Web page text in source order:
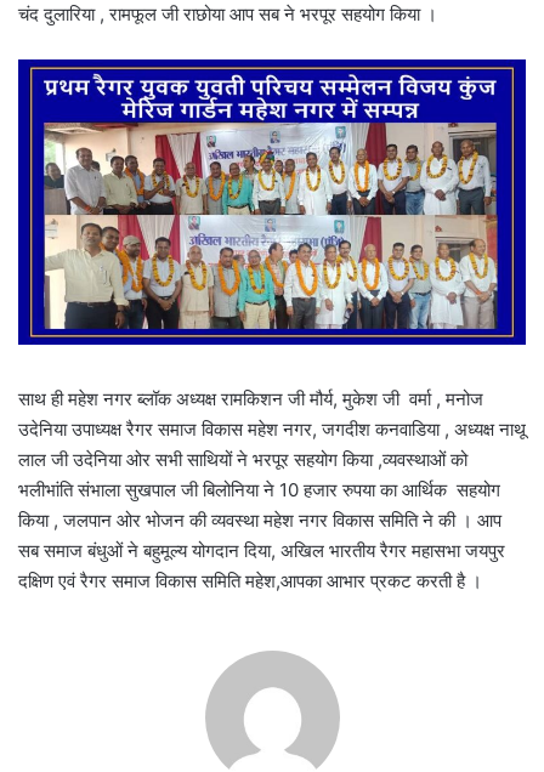
चंद दुलारिया , रामफूल जी राछोया आप सब ने भरपूर सहयोग किया ।
साथ ही महेश नगर ब्लॉक अध्यक्ष रामकिशन जी मौर्य, मुकेश जी वर्मा , मनोज
उदेनिया उपाध्यक्ष रैगर समाज विकास महेश नगर, जगदीश कनवाडिया , अध्यक्ष नाथू
लाल जी उदेनिया ओर सभी साथियों ने भरपूर सहयोग किया ,व्यवस्थाओं को
भलीभांति संभाला सुखपाल जी बिलोनिया ने 10 हजार रुपया का आर्थिक सहयोग
किया , जलपान ओर भोजन की व्यवस्था महेश नगर विकास समिति ने की । आप
सब समाज बंधुओं ने बहुमूल्य योगदान दिया, अखिल भारतीय रैगर महासभा जयपुर
दक्षिण एवं रैगर समाज विकास समिति महेश,आपका आभार प्रकट करती है ।